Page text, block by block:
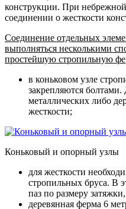
конструкции. При
соединении о жесткости
Соединение отдельных
выполняться несколькими
простейшую стропильную
в коньковом узле
закрепляются болтами.
металлических либо
жесткости;
Коньковый и опорный узлы
для жесткости
стропильных бруса. В
паз по размеру
деревянная ферма 6